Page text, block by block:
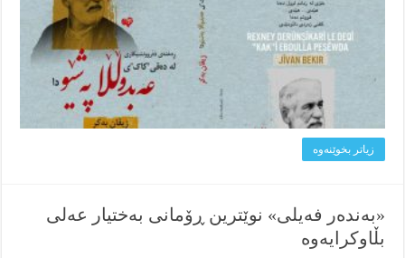
زیاتر بخوێنه‌وه‌
«بەندەر فەیلی» نوێترین ڕۆمانی بەختیار عەلی
بڵاوکرایەوە